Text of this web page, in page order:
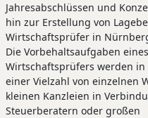
Jahresabschlüssen und
hin zur Erstellung von
Wirtschaftsprüfer in
Die Vorbehaltsaufgaben eines
Wirtschaftsprüfers werden
einer Vielzahl von einzelnen
kleinen Kanzleien in
Steuerberatern oder großen